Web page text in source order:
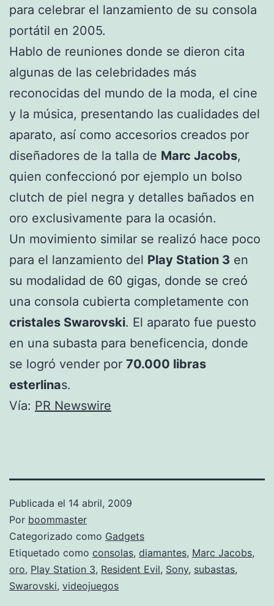
para celebrar el lanzamiento de su consola
portátil en 2005.
Hablo de reuniones donde se dieron cita
algunas de las celebridades más
reconocidas del mundo de la moda, el cine
y la música, presentando las cualidades del
aparato, así como accesorios creados por
diseñadores de la talla de Marc Jacobs,
quien confeccionó por ejemplo un bolso
clutch de piel negra y detalles bañados en
oro exclusivamente para la ocasión.
Un movimiento similar se realizó hace poco
para el lanzamiento del Play Station 3 en
su modalidad de 60 gigas, donde se creó
una consola cubierta completamente con
cristales Swarovski. El aparato fue puesto
en una subasta para beneficencia, donde
se logró vender por 70.000 libras
esterlinas.
Vía: PR Newswire
Publicada el 14 abril, 2009
Por boommaster
Categorizado como Gadgets
Etiquetado como consolas, diamantes, Marc Jacobs,
oro, Play Station 3, Resident Evil, Sony, subastas,
Swarovski, videojuegos